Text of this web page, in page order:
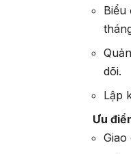
Biểu
dõi.
Lập
Ưu
Giao